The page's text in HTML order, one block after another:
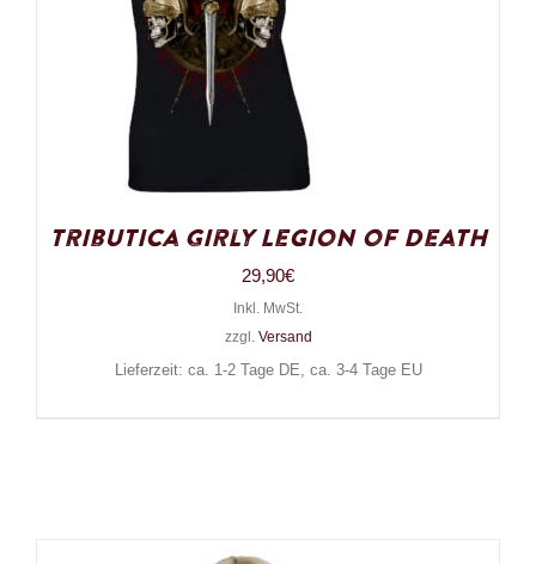
Tributica Girly Legion of Death
29,90€
Inkl. MwSt.
zzgl. Versand
Lieferzeit: ca. 1-2 Tage DE, ca. 3-4 Tage EU